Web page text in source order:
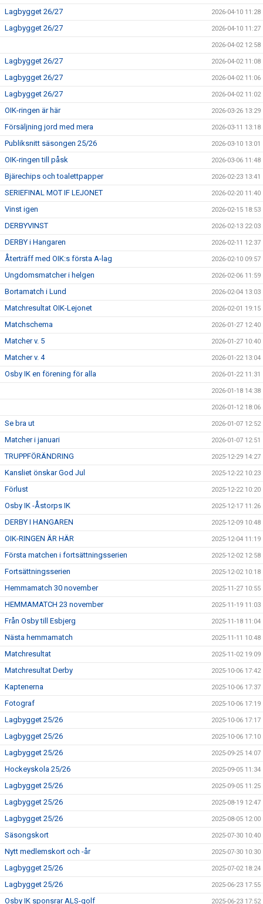
Lagbygget 26/27 2026-04-10 11:28
Lagbygget 26/27 2026-04-10 11:27
2026-04-02 12:58
Lagbygget 26/27 2026-04-02 11:08
Lagbygget 26/27 2026-04-02 11:06
Lagbygget 26/27 2026-04-02 11:02
OIK-ringen är här 2026-03-26 13:29
Försäljning jord med mera 2026-03-11 13:18
Publiksnitt säsongen 25/26 2026-03-10 13:01
OIK-ringen till påsk 2026-03-06 11:48
Bjärechips och toalettpapper 2026-02-23 13:41
SERIEFINAL MOT IF LEJONET 2026-02-20 11:40
Vinst igen 2026-02-15 18:53
DERBYVINST 2026-02-13 22:03
DERBY i Hangaren 2026-02-11 12:37
Återträff med OIK:s första A-lag 2026-02-10 09:57
Ungdomsmatcher i helgen 2026-02-06 11:59
Bortamatch i Lund 2026-02-04 13:03
Matchresultat OIK-Lejonet 2026-02-01 19:15
Matchschema 2026-01-27 12:40
Matcher v. 5 2026-01-27 10:40
Matcher v. 4 2026-01-22 13:04
Osby IK en förening för alla 2026-01-22 11:31
2026-01-18 14:38
2026-01-12 18:06
Se bra ut 2026-01-07 12:52
Matcher i januari 2026-01-07 12:51
TRUPPFÖRÄNDRING 2025-12-29 14:27
Kansliet önskar God Jul 2025-12-22 10:23
Förlust 2025-12-22 10:20
Osby IK -Åstorps IK 2025-12-17 11:26
DERBY I HANGAREN 2025-12-09 10:48
OIK-RINGEN ÄR HÄR 2025-12-04 11:19
Första matchen i fortsättningsserien 2025-12-02 12:58
Fortsättningsserien 2025-12-02 10:18
Hemmamatch 30 november 2025-11-27 10:55
HEMMAMATCH 23 november 2025-11-19 11:03
Från Osby till Esbjerg 2025-11-18 11:04
Nästa hemmamatch 2025-11-11 10:48
Matchresultat 2025-11-02 19:09
Matchresultat Derby 2025-10-06 17:42
Kaptenerna 2025-10-06 17:37
Fotograf 2025-10-06 17:19
Lagbygget 25/26 2025-10-06 17:17
Lagbygget 25/26 2025-10-06 17:10
Lagbygget 25/26 2025-09-25 14:07
Hockeyskola 25/26 2025-09-05 11:34
Lagbygget 25/26 2025-09-05 11:25
Lagbygget 25/26 2025-08-19 12:47
Lagbygget 25/26 2025-08-05 12:00
Säsongskort 2025-07-30 10:40
Nytt medlemskort och -år 2025-07-30 10:30
Lagbygget 25/26 2025-07-02 18:24
Lagbygget 25/26 2025-06-23 17:55
Osby IK sponsrar ALS-golf 2025-06-23 17:52